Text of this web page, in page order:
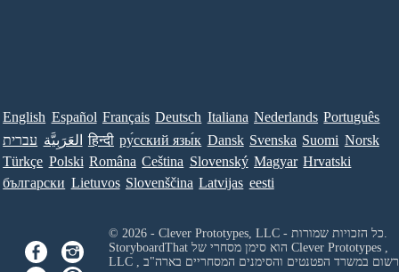
English Español Français Deutsch Italiana Nederlands Português
עברית العَرَبِيَّة हिन्दी ру́сский язы́к Dansk Svenska Suomi Norsk
Türkçe Polski Româna Ceština Slovenský Magyar Hrvatski
български Lietuvos Slovenščina Latvijas eesti
Clever Prototypes ,
LLC
ורשום במשרד הפטנטים והסימנים המסחריים בארה"ב